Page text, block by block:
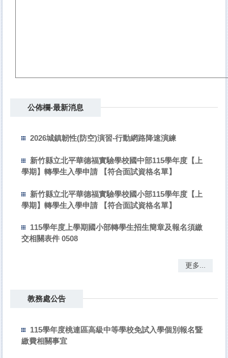
公佈欄-最新消息
2026城鎮韌性(防空)演習-行動網路降速演練
新竹縣立北平華德福實驗學校國中部115學年度【上
學期】轉學生入學申請 【符合面試資格名單】
新竹縣立北平華德福實驗學校國小部115學年度【上
學期】轉學生入學申請 【符合面試資格名單】
115學年度上學期國小部轉學生招生簡章及報名須繳
交相關表件 0508
更多...
教務處公告
115學年度桃連區高級中等學校免試入學個別報名暨
繳費相關事宜